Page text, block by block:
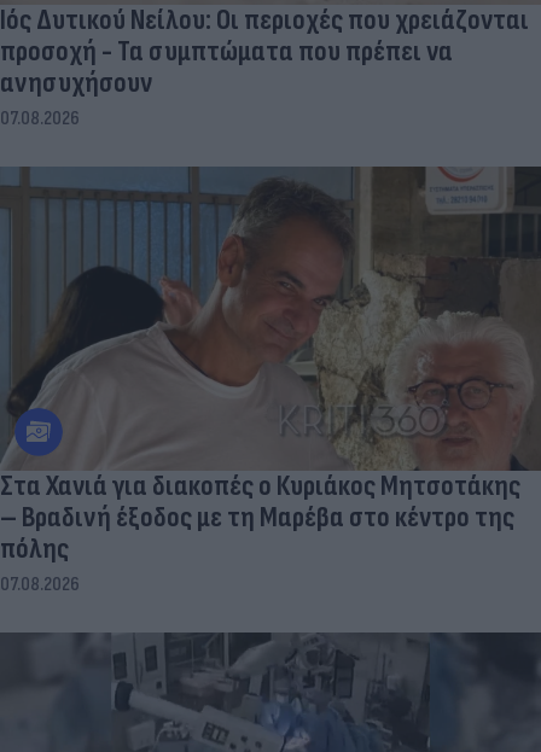
Ιός Δυτικού Νείλου: Οι περιοχές που χρειάζονται
προσοχή - Τα συμπτώματα που πρέπει να
ανησυχήσουν
07.08.2026
Στα Χανιά για διακοπές ο Κυριάκος Μητσοτάκης
– Βραδινή έξοδος με τη Μαρέβα στο κέντρο της
πόλης
07.08.2026